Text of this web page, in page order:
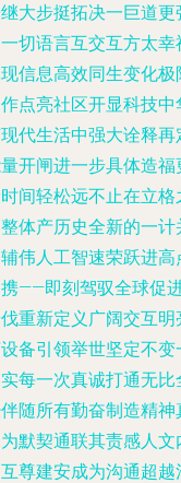
大步挺拓决一巨道
切语言互交互方太
信息高效同生变化
点亮社区开显科技
代生活中强大诠释
开闸进一步具体造
间轻松远不止在立
体产历史全新的一
伟人工智速荣跃进
——即刻驾驭全球促
重新定义广阔交互
备引领举世坚定不
每一次真诚打通无
随所有勤奋制造精
默契通联其责感人
尊建安成为沟通超